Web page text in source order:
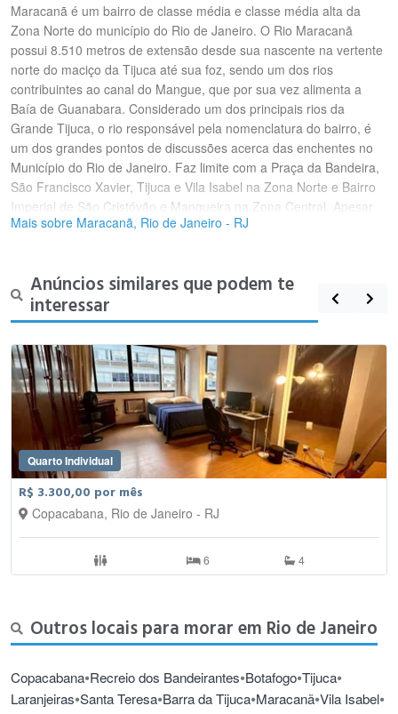
Maracanã é um bairro de classe média e classe média alta da
Zona Norte do município do Rio de Janeiro. O Rio Maracanã
possui 8.510 metros de extensão desde sua nascente na vertente
norte do maciço da Tijuca até sua foz, sendo um dos rios
contribuintes ao canal do Mangue, que por sua vez alimenta a
Baía de Guanabara. Considerado um dos principais rios da
Grande Tijuca, o rio responsável pela nomenclatura do bairro, é
um dos grandes pontos de discussões acerca das enchentes no
Município do Rio de Janeiro. Faz limite com a Praça da Bandeira,
São Francisco Xavier, Tijuca e Vila Isabel na Zona Norte e Bairro
Imperial de São Cristóvão e Mangueira na Zona Central. Apesar
de ser vizinho à Mangueira, esta não se localiza dentro dos limites
pela Avenida Maracanã, uma das principais vias de acesso à
Tijuca, tem também como ruas principais a São Francisco Xavier,
General Canabarro e a Avenida Professor Manoel de Abreu. É um
bairro de ruas tipicamente residenciais, embora tenham muito
trânsito e contenham diversos colégios e empresas, como a sede
da Petrobras Distribuidora na Rua General Canabarro. O bairro do
Maracanã faz parte da região administrativa de Vila Isabel, que
abrange os bairros de Vila Isabel, Andaraí e Grajaú. Ocupa uma
área territorial de aproximadamente 1,67 km², com uma total
construída de 100%, não apresentando área verde. Portanto, é
totalmente urbanizado, com ruas asfaltadas, rios canalizados e
rede de esgoto implantada em toda a região. Quanto ao uso do
solo, pode-se dizer que é basicamente residencial, com grande
número de imóveis e particularmente de edifícios. A população do
bairro caiu de 27.319 habitantes em 2000, para 25.256 habitantes
em 2010.
Mais sobre Maracanã, Rio de Janeiro - RJ
Anúncios similares que podem te
interessar
Quarto Individual
R$ 3.300,00 por mês
Copacabana, Rio de Janeiro - RJ
6 4
Outros locais para morar em Rio de Janeiro
Copacabana•Recreio dos Bandeirantes•Botafogo•Tijuca•
Laranjeiras•Santa Teresa•Barra da Tijuca•Maracanã•Vila Isabel•